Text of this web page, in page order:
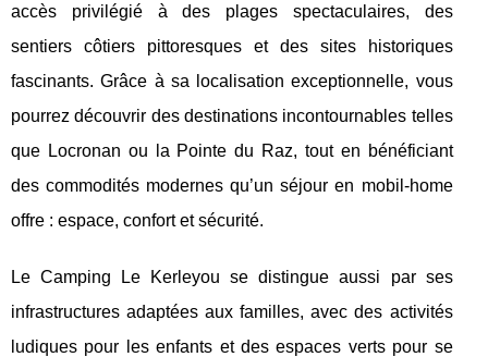
accès privilégié à des plages spectaculaires, des
sentiers côtiers pittoresques et des sites historiques
fascinants. Grâce à sa localisation exceptionnelle, vous
pourrez découvrir des destinations incontournables telles
que Locronan ou la Pointe du Raz, tout en bénéficiant
des commodités modernes qu’un séjour en mobil-home
offre : espace, confort et sécurité.
Le Camping Le Kerleyou se distingue aussi par ses
infrastructures adaptées aux familles, avec des activités
ludiques pour les enfants et des espaces verts pour se